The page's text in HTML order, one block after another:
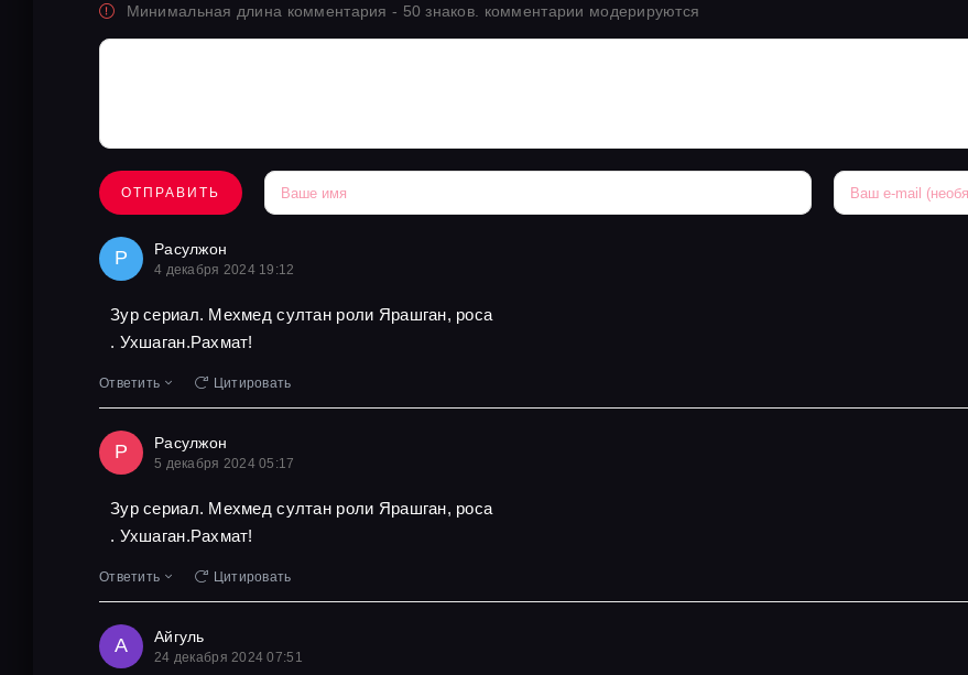
Минимальная длина комментария - 50 знаков. комментарии модерируются
ОТПРАВИТЬ
Р Расулжон
4 декабря 2024 19:12
Зур сериал. Мехмед султан роли Ярашган, роса
. Ухшаган.Рахмат!
Ответить Цитировать
Р Расулжон
5 декабря 2024 05:17
Зур сериал. Мехмед султан роли Ярашган, роса
. Ухшаган.Рахмат!
Ответить Цитировать
А Айгуль
24 декабря 2024 07:51